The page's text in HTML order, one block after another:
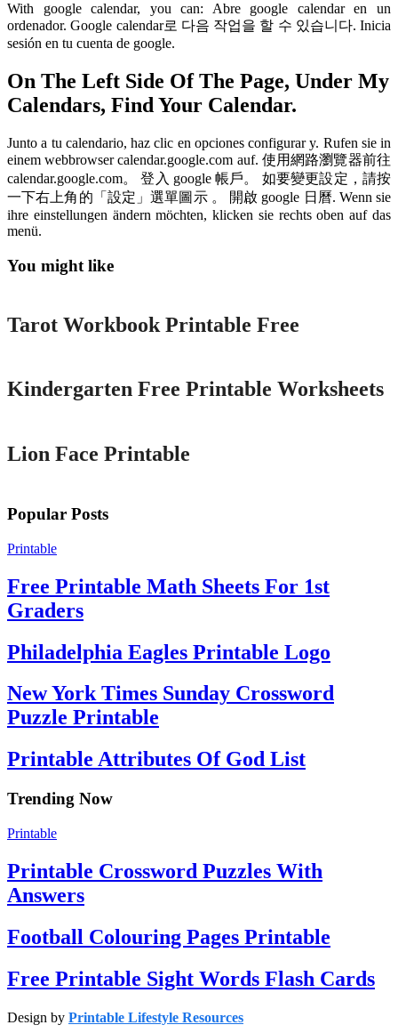
With google calendar, you can: Abre google calendar en un
ordenador. Google calendar로 다음 작업을 할 수 있습니다. Inicia
sesión en tu cuenta de google.
On The Left Side Of The Page, Under My
Calendars, Find Your Calendar.
Junto a tu calendario, haz clic en opciones configurar y. Rufen sie in
einem webbrowser calendar.google.com auf. 使用網路瀏覽器前往
calendar.google.com。 登入 google 帳戶。 如要變更設定，請按
一下右上角的「設定」選單圖示 。 開啟 google 日曆. Wenn sie
ihre einstellungen ändern möchten, klicken sie rechts oben auf das
menü.
You might like
Printable
Tarot Workbook Printable Free
Kindergarten Free Printable Worksheets
Lion Face Printable
Popular Posts
Printable
Free Printable Math Sheets For 1st
Graders
Philadelphia Eagles Printable Logo
New York Times Sunday Crossword
Puzzle Printable
Printable Attributes Of God List
Trending Now
Printable
Printable Crossword Puzzles With
Answers
Football Colouring Pages Printable
Free Printable Sight Words Flash Cards
Design by Printable Lifestyle Resources